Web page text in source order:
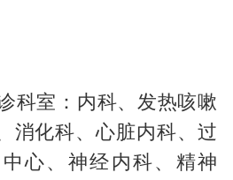
科室：内科、发热咳嗽
消化科、心脏内科、过
心、神经内科、精神